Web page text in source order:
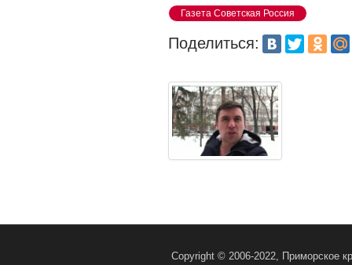
Газета Советская Россия
Поделиться:
Copyright © 2006-2022, Приморское